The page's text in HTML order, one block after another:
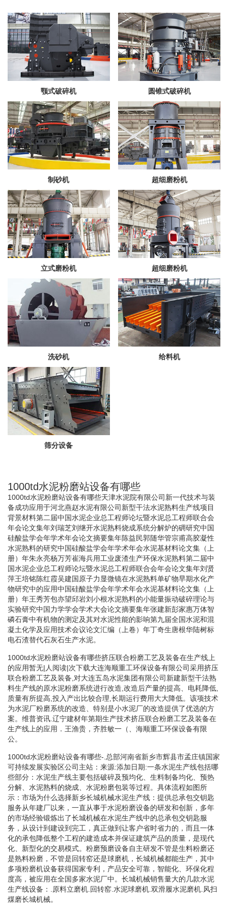
颚式破碎机 圆锥式破碎机
制砂机 超细磨粉机
立式磨粉机 超细磨粉机
洗砂机 给料机
筛分设备
1000td水泥粉磨站设备有哪些
1000td水泥粉磨站设备有哪些天津水泥院有限公司新一代技术与装
备成功应用于河北燕赵水泥有限公司新型干法水泥熟料生产线项目
背景材料第二届中国水泥企业总工程师论坛暨水泥总工程师联合会
年会论文集年刘瑞芝刘继开水泥熟料烧成系统分解炉的砽研究中国
硅酸盐学会年学术年会论文摘要集年陈益民郭随华管宗甫高胶凝性
水泥熟料的研究中国硅酸盐学会年学术年会水泥基材料论文集（上
册）年朱永亮杨万芳崔海兵用工业废渣生产环保水泥熟料第二届中
国水泥企业总工程师论坛暨水泥总工程师联合会年会论文集年刘贤
萍王培铭陈红霞吴建国原子力显微镜在水泥熟料单矿物早期水化产
物研究中的应用中国硅酸盐学会年学术年会水泥基材料论文集（上
册）年王秀芳包亦望邱岩刘小根水泥熟料的小能量振动破碎理论与
实验研究中国力学学会学术大会论文摘要集年张建新彭家惠万体智
磷石膏中有机物的测定及其对水泥性能的影响第九届全国水泥和混
凝土化学及应用技术会议论文汇编（上卷）年丁奇生唐根华陆树标
电石渣替代石灰石生产水泥。
1000td水泥粉磨站设备有哪些挤压联合粉磨工艺及装备在生产线上
的应用暂无|人阅读|次下载大连海顺重工环保设备有限公司采用挤压
联合粉磨工艺及装备,对大连五岛水泥集团有限公司新建新型干法熟
料生产线的原水泥粉磨系统进行改造,改造后产量的提高、电耗降低,
质量有所提高,投入产出比较合理,长期运行费用大大降低。该项技术
为水泥厂粉磨系统的改造、特别是小水泥厂的改造提供了优选的方
案。维普资讯.辽宁建材年第期生产技术挤压联合粉磨工艺及装备在
生产线上的应用．王渔贵，齐胜敏一（、海顺重工环保设备有限
公。
1000td水泥粉磨站设备有哪些-.总部河南省新乡市辉县市孟庄镇国家
可持续发展实验区公司主站：来源:添加日期:一条水泥生产线包括哪
些部分：水泥生产线主要包括破碎及预均化、生料制备均化、预热
分解、水泥熟料的烧成、水泥粉磨包装等过程。具体流程如图所
示：市场为什么选择新乡长城机械水泥生产线：提供总承包交钥匙
服务从年建厂以来，一直从事于水泥粉磨设备的研发和创新，多年
的市场经验锻炼出了长城机械在水泥生产线中的总承包交钥匙服
务，从设计到建设到完工，真正做到让客户省时省力的，而且一体
化的承包降低整个工程的建造成本并保证建筑产品的质量，是现代
化、新型化的交易模式。粉磨预磨设备自主研发不管是生料粉磨还
是熟料粉磨，不管是回转窑还是球磨机，长城机械都能生产，其中
多项粉磨机设备获得国家专利，产品安全可靠，智能化、环保化程
度高，被应用在全国多家水泥厂中。长城机械销售量大的几款水泥
生产线设备：.原料立磨机.回转窑.水泥球磨机.双滑履水泥磨机.风扫
煤磨长城机械。